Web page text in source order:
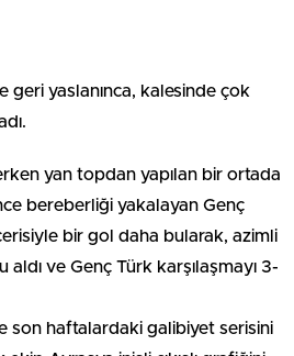
geri yaslanınca, kalesinde çok
yan topdan yapılan bir ortada
bereberliği yakalayan Genç
bir gol daha bularak, azimli
aldı ve Genç Türk karşılaşmayı 3-
son haftalardaki galibiyet serisini